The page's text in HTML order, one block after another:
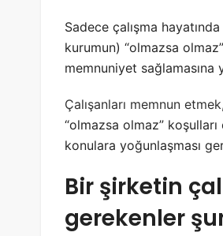
Sadece çalışma
kurumun) “olmazsa
memnuniyet sağlamasına
Çalışanları memnun etmek
“olmazsa olmaz”
konulara yoğunlaşması
Bir şirketin
gerekenler